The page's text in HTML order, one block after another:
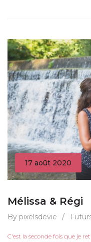
17 août 2020
Mélissa & Régi
By pixelsdevie /
C'est la seconde fois que je